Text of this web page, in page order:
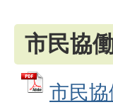
市民協
市民